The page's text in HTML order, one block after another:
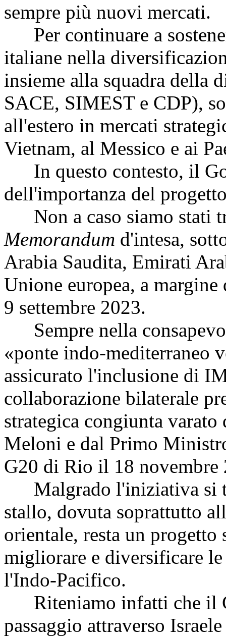
sempre più nuovi mercati.
Per continuare a
italiane nella
insieme alla squadra della
SACE, SIMEST e CDP),
all'estero in mercati
Vietnam, al Messico e ai
In questo contesto, il
dell'importanza del
Non a caso siamo stati
Memorandum d'intesa,
Arabia Saudita, Emirati
Unione europea, a
9 settembre 2023.
Sempre nella
«ponte indo-mediterraneo
assicurato l'inclusione di
collaborazione bilaterale
strategica congiunta
Meloni e dal Primo
G20 di Rio il 18 novembre
Malgrado l'iniziativa si
stallo, dovuta soprattutto
orientale, resta un
migliorare e diversificare
l'Indo-Pacifico.
Riteniamo infatti che il
passaggio attraverso